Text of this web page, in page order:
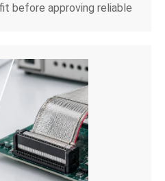
before approving reliable